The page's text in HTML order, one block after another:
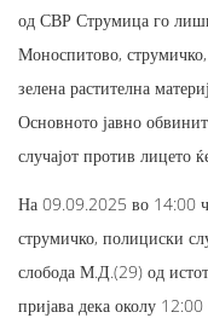
од СВР Струмица го
Моноспитово,
зелена растителна
Основното јавно
случајот против лицето
На 09.09.2025 во 14:00
струмичко, полициски
слобода М.Д.(29) од
пријава дека околу